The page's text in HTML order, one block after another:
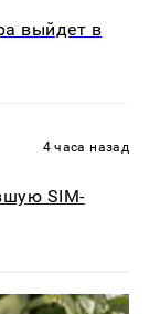
выйдет в
4 часа назад
SIM-